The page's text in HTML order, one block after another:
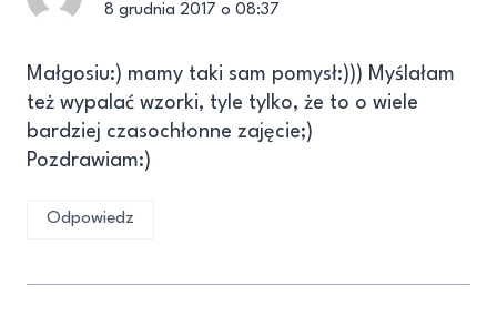
8 grudnia 2017 o 08:37
Małgosiu:) mamy taki sam pomysł:))) Myślałam
też wypalać wzorki, tyle tylko, że to o wiele
bardziej czasochłonne zajęcie;)
Pozdrawiam:)
Odpowiedz